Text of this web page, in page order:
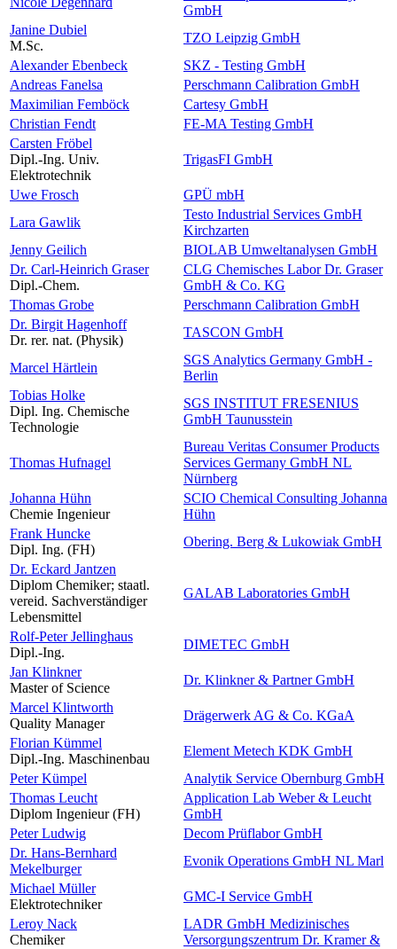
GmbH
Janine Dubiel
M.Sc.
TZO Leipzig GmbH
Alexander Ebenbeck
SKZ - Testing GmbH
Andreas Fanelsa
Perschmann Calibration GmbH
Maximilian Femböck
Cartesy GmbH
Christian Fendt
FE-MA Testing GmbH
Carsten Fröbel
Dipl.-Ing. Univ.
Elektrotechnik
TrigasFI GmbH
Uwe Frosch
GPÜ mbH
Lara Gawlik
Testo Industrial Services GmbH
Kirchzarten
Jenny Geilich
BIOLAB Umweltanalysen GmbH
Dr. Carl-Heinrich Graser
Dipl.-Chem.
CLG Chemisches Labor Dr. Graser
GmbH & Co. KG
Thomas Grobe
Perschmann Calibration GmbH
Dr. Birgit Hagenhoff
Dr. rer. nat. (Physik)
TASCON GmbH
Marcel Härtlein
SGS Analytics Germany GmbH -
Berlin
Tobias Holke
Dipl. Ing. Chemische
Technologie
SGS INSTITUT FRESENIUS
GmbH Taunusstein
Thomas Hufnagel
Bureau Veritas Consumer Products
Services Germany GmbH NL
Nürnberg
Johanna Hühn
Chemie Ingenieur
SCIO Chemical Consulting Johanna
Hühn
Frank Huncke
Dipl. Ing. (FH)
Obering. Berg & Lukowiak GmbH
Dr. Eckard Jantzen
Diplom Chemiker; staatl.
vereid. Sachverständiger
Lebensmittel
GALAB Laboratories GmbH
Rolf-Peter Jellinghaus
Dipl.-Ing.
DIMETEC GmbH
Jan Klinkner
Master of Science
Dr. Klinkner & Partner GmbH
Marcel Klintworth
Quality Manager
Drägerwerk AG & Co. KGaA
Florian Kümmel
Dipl.-Ing. Maschinenbau
Element Metech KDK GmbH
Peter Kümpel
Analytik Service Obernburg GmbH
Thomas Leucht
Diplom Ingenieur (FH)
Application Lab Weber & Leucht
GmbH
Peter Ludwig
Decom Prüflabor GmbH
Dr. Hans-Bernhard
Mekelburger
Evonik Operations GmbH NL Marl
Michael Müller
Elektrotechniker
GMC-I Service GmbH
Leroy Nack
Chemiker
LADR GmbH Medizinisches
Versorgungszentrum Dr. Kramer &